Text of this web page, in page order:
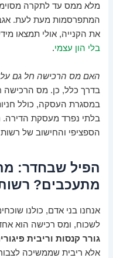
מלא ממס עד לתקרה
המתפרסמות מעת לעת.
את הקנייה, אולי תמצאו
בלי הון עצמי.
האם מס הרכישה חל גם על
בדרך כלל, כן. מס הרכישה
במסגרת העסקה, כולל
בלתי נפרד מעסקת הדירה.
הספציפי והחישוב של
הפיל שבחדר:
מתעכבים?
אנחנו בני אדם, כולנו
לשכוח, ומס רכישה הוא
גורר קנסות וריבית
אלא ריבית שממשיכה